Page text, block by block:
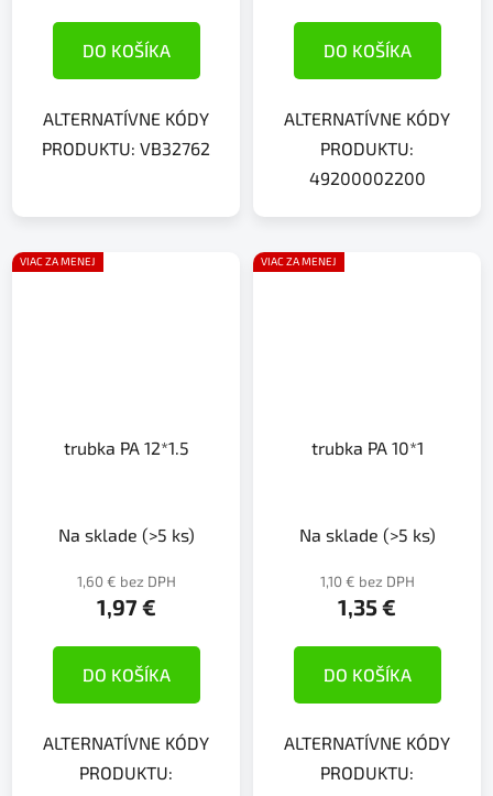
DO KOŠÍKA
ALTERNATÍVNE KÓDY
PRODUKTU: VB32762
DO KOŠÍKA
ALTERNATÍVNE KÓDY
PRODUKTU:
49200002200
VIAC ZA MENEJ
trubka PA 12*1.5
Na sklade (>5 ks)
1,60 € bez DPH
1,97 €
DO KOŠÍKA
ALTERNATÍVNE KÓDY
PRODUKTU:
VIAC ZA MENEJ
trubka PA 10*1
Na sklade (>5 ks)
1,10 € bez DPH
1,35 €
DO KOŠÍKA
ALTERNATÍVNE KÓDY
PRODUKTU: